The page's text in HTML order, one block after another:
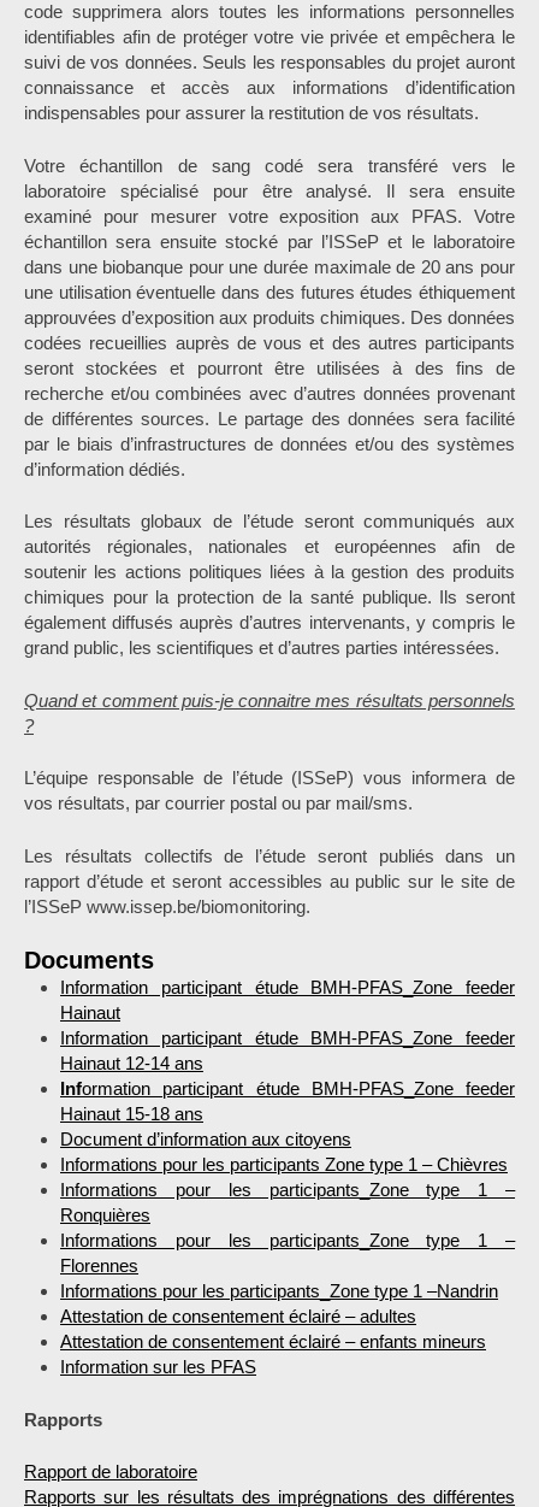
code supprimera alors toutes les informations personnelles
identifiables afin de protéger votre vie privée et empêchera le
suivi de vos données. Seuls les responsables du projet auront
connaissance et accès aux informations d’identification
indispensables pour assurer la restitution de vos résultats.
Votre échantillon de sang codé sera transféré vers le
laboratoire spécialisé pour être analysé. Il sera ensuite
examiné pour mesurer votre exposition aux PFAS. Votre
échantillon sera ensuite stocké par l’ISSeP et le laboratoire
dans une biobanque pour une durée maximale de 20 ans pour
une utilisation éventuelle dans des futures études éthiquement
approuvées d’exposition aux produits chimiques. Des données
codées recueillies auprès de vous et des autres participants
seront stockées et pourront être utilisées à des fins de
recherche et/ou combinées avec d’autres données provenant
de différentes sources. Le partage des données sera facilité
par le biais d’infrastructures de données et/ou des systèmes
d’information dédiés.
Les résultats globaux de l’étude seront communiqués aux
autorités régionales, nationales et européennes afin de
soutenir les actions politiques liées à la gestion des produits
chimiques pour la protection de la santé publique. Ils seront
également diffusés auprès d’autres intervenants, y compris le
grand public, les scientifiques et d’autres parties intéressées.
Quand et comment puis-je connaitre mes résultats personnels
?
L’équipe responsable de l’étude (ISSeP) vous informera de
vos résultats, par courrier postal ou par mail/sms.
Les résultats collectifs de l’étude seront publiés dans un
rapport d’étude et seront accessibles au public sur le site de
l’ISSeP www.issep.be/biomonitoring.
Documents
Information participant étude BMH-PFAS_Zone feeder
Hainaut
Information participant étude BMH-PFAS_Zone feeder
Hainaut 12-14 ans
Information participant étude BMH-PFAS_Zone feeder
Hainaut 15-18 ans
Document d’information aux citoyens
Informations pour les participants Zone type 1 – Chièvres
Informations pour les participants_Zone type 1 –
Ronquières
Informations pour les participants_Zone type 1 –
Florennes
Informations pour les participants_Zone type 1 –Nandrin
Attestation de consentement éclairé – adultes
Attestation de consentement éclairé – enfants mineurs
Information sur les PFAS
Rapports
Rapport de laboratoire
Rapports sur les résultats des imprégnations des différentes